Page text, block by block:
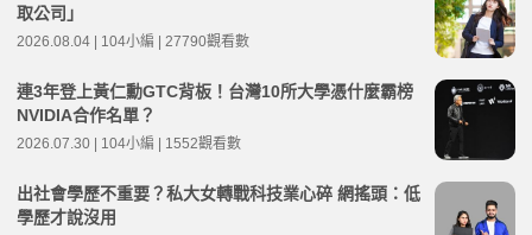
取公司」
2026.08.04 | 104小編 | 27790觀看數
連3年登上黃仁勳GTC背板！台灣10所大學憑什麼霸榜
NVIDIA合作名單？
2026.07.30 | 104小編 | 1552觀看數
出社會學歷不重要？私大女轉戰科技業心碎 網搖頭：低
學歷才說沒用